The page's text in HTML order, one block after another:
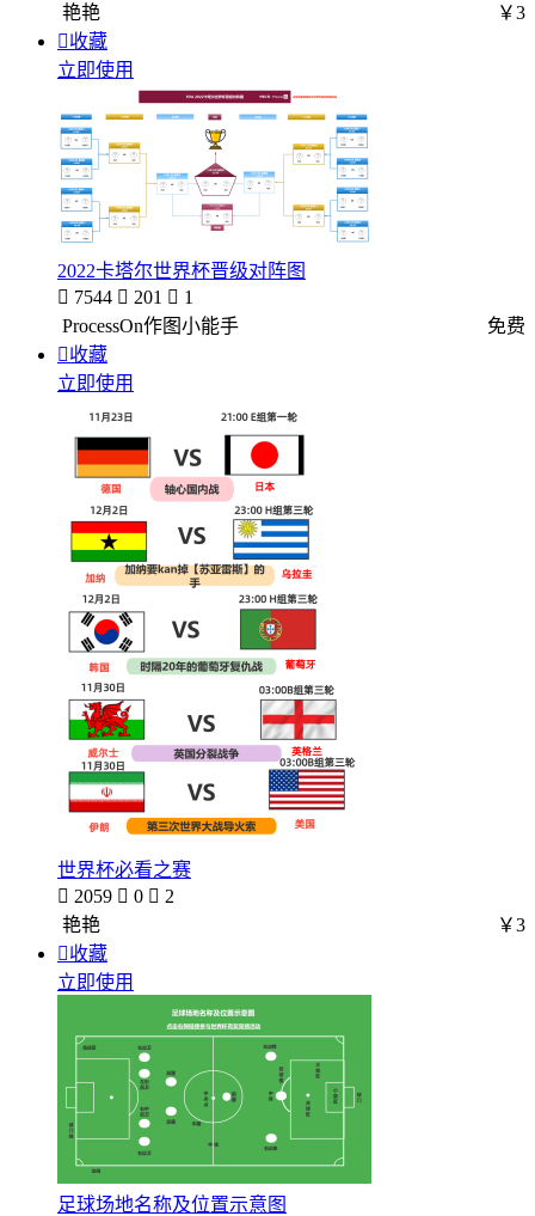
艳艳
￥3
收藏
立即使用
2022卡塔尔世界杯晋级对阵图
 7544  201  1
ProcessOn作图小能手
免费
收藏
立即使用
世界杯必看之赛
 2059  0  2
艳艳
￥3
收藏
立即使用
足球场地名称及位置示意图